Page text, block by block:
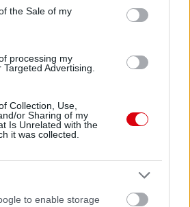
the Sale of my
processing my
Advertising.
Collection, Use,
or Sharing of my
Is Unrelated with the
it was collected.
to enable storage
United2026-08-12 20:30